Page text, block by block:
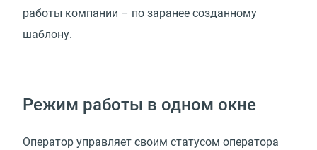
работы компании – по заранее созданному
шаблону.
Режим работы в одном окне
Оператор управляет своим статусом оператора